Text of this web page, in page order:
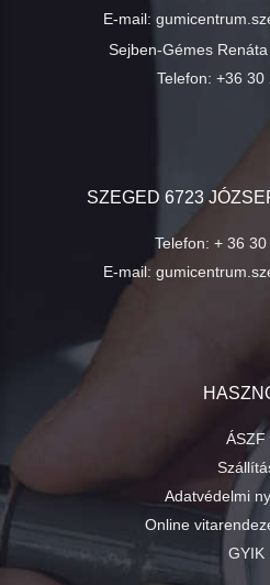
E-mail:
Sejben-Gémes
Telefon: +36 30
SZEGED 6723
Telefon: + 36
E-mail:
ÁSZF
Adatvédelmi
Online
GYIK